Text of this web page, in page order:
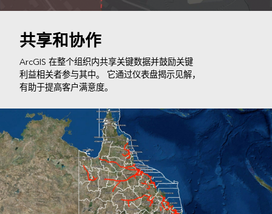
共享和协作
ArcGIS 在整个组织内共享关键数据并鼓励关键
利益相关者参与其中。 它通过仪表盘揭示见解，
有助于提高客户满意度。